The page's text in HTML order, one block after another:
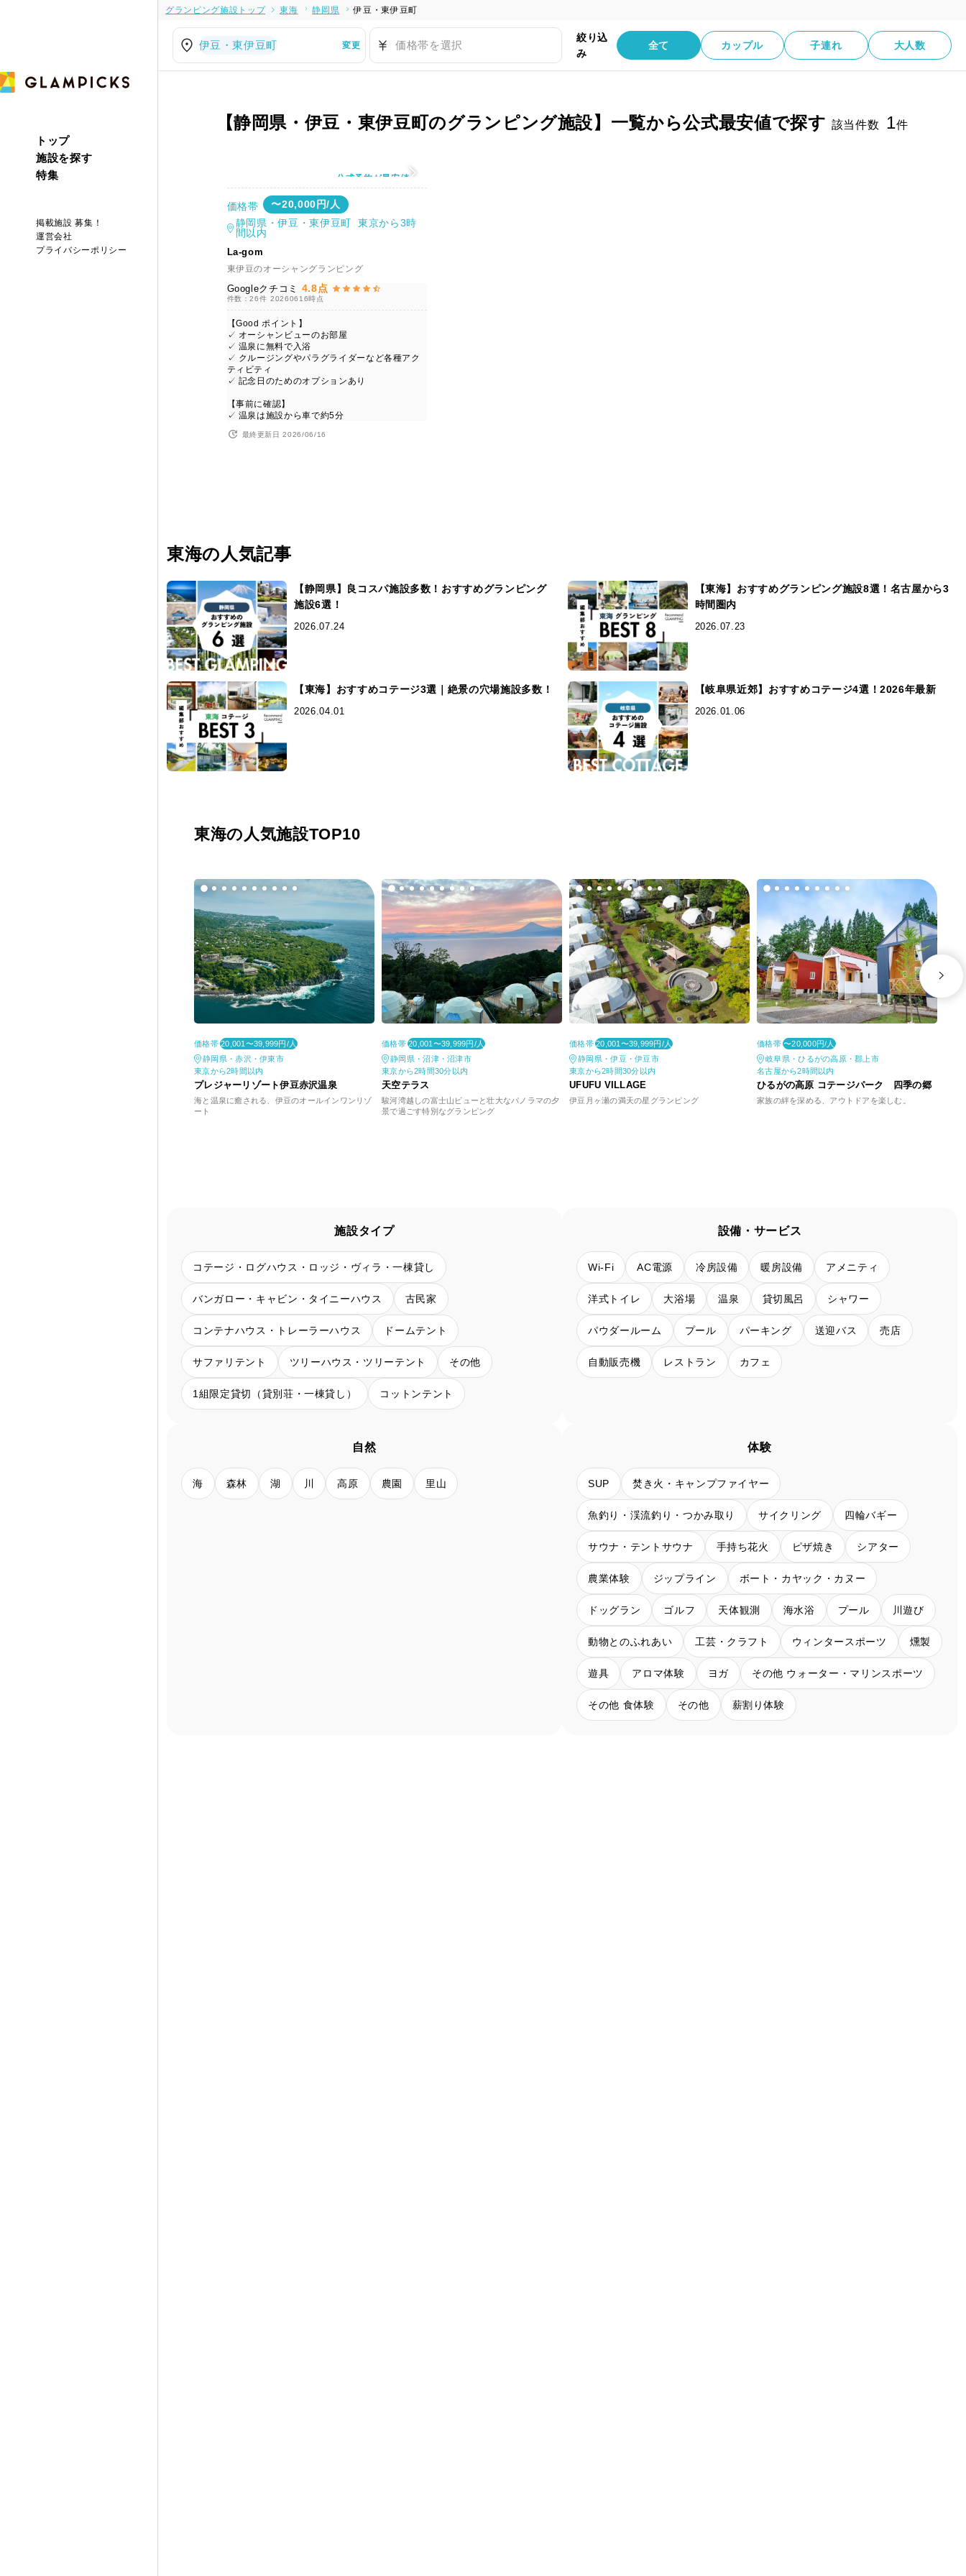
トップ
施設を探す
特集
掲載施設 募集！
運営会社
プライバシーポリシー
グランピング施設トップ 東海 静岡県 伊豆・東伊豆町
伊豆・東伊豆町 変更 価格帯を選択
絞り込
み
全て カップル 子連れ 大人数
【静岡県・伊豆・東伊豆町のグランピング施設】一覧から公式最安値で探す 該当件数 1件
公式予約が最安値
価格帯
〜20,000円/人
静岡県・伊豆・東伊豆町 東京から3時
間以内
La-gom
東伊豆のオーシャングランピング
Googleクチコミ 4.8点
件数：26件 20260616時点
【Good ポイント】
✓ オーシャンビューのお部屋
✓ 温泉に無料で入浴
✓ クルージングやパラグライダーなど各種アク
ティビティ
✓ 記念日のためのオプションあり
【事前に確認】
✓ 温泉は施設から車で約5分
最終更新日 2026/06/16
東海の人気記事
【静岡県】良コスパ施設多数！おすすめグランピング
施設6選！
2026.07.24
【東海】おすすめグランピング施設8選！名古屋から3
時間圏内
2026.07.23
【東海】おすすめコテージ3選｜絶景の穴場施設多数！
2026.04.01
【岐阜県近郊】おすすめコテージ4選！2026年最新
2026.01.06
東海の人気施設TOP10
価格帯 20,001〜39,999円/人
静岡県・赤沢・伊東市
東京から2時間以内
プレジャーリゾート伊豆赤沢温泉
海と温泉に癒される、伊豆のオールインワンリゾ
ート
価格帯 20,001〜39,999円/人
静岡県・沼津・沼津市
東京から2時間30分以内
天空テラス
駿河湾越しの富士山ビューと壮大なパノラマの夕
景で過ごす特別なグランピング
価格帯 20,001〜39,999円/人
静岡県・伊豆・伊豆市
東京から2時間30分以内
UFUFU VILLAGE
伊豆月ヶ瀬の満天の星グランピング
価格帯 〜20,000円/人
岐阜県・ひるがの高原・郡上市
名古屋から2時間以内
ひるがの高原 コテージパーク 四季の郷
家族の絆を深める、アウトドアを楽しむ。
施設タイプ
コテージ・ログハウス・ロッジ・ヴィラ・一棟貸し
バンガロー・キャビン・タイニーハウス 古民家
コンテナハウス・トレーラーハウス ドームテント
サファリテント ツリーハウス・ツリーテント その他
1組限定貸切（貸別荘・一棟貸し） コットンテント
設備・サービス
Wi-Fi AC電源 冷房設備 暖房設備 アメニティ
洋式トイレ 大浴場 温泉 貸切風呂 シャワー
パウダールーム プール パーキング 送迎バス 売店
自動販売機 レストラン カフェ
自然
海 森林 湖 川 高原 農園 里山
体験
SUP 焚き火・キャンプファイヤー
魚釣り・渓流釣り・つかみ取り サイクリング 四輪バギー
サウナ・テントサウナ 手持ち花火 ピザ焼き シアター
農業体験 ジップライン ボート・カヤック・カヌー
ドッグラン ゴルフ 天体観測 海水浴 プール 川遊び
動物とのふれあい 工芸・クラフト ウィンタースポーツ 燻製
遊具 アロマ体験 ヨガ その他 ウォーター・マリンスポーツ
その他 食体験 その他 薪割り体験